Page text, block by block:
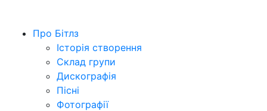
Про Бітлз
Історія створення
Склад групи
Дискографія
Пісні
Фотографії